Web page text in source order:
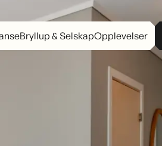
Bryllup & SelskapOpplevelser